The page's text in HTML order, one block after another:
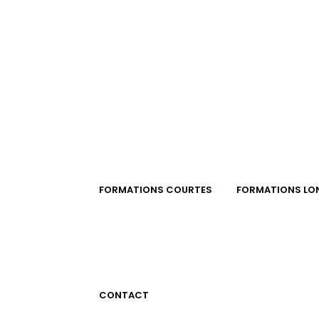
FORMATIONS COURTES FORMATIONS
CONTACT